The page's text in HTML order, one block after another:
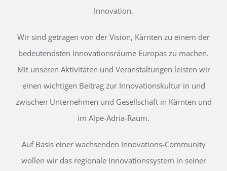
Innovation.
Wir sind getragen von der Vision, Kärnten zu einem der
bedeutendsten Innovationsräume Europas zu machen.
Mit unseren Aktivitäten und Veranstaltungen leisten wir
einen wichtigen Beitrag zur Innovationskultur in und
zwischen Unternehmen und Gesellschaft in Kärnten und
im Alpe-Adria-Raum.
Auf Basis einer wachsenden Innovations-Community
wollen wir das regionale Innovationssystem in seiner